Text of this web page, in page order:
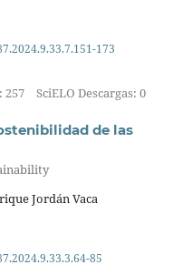
173
257 SciELO Descargas: 0
de las
Jordán Vaca
85